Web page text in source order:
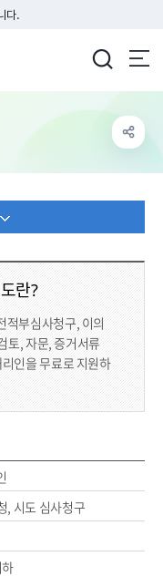
다.
란?
적부심사청구, 이의
토, 자문, 증거서류
인을 무료로 지원하
, 시도 심사청구